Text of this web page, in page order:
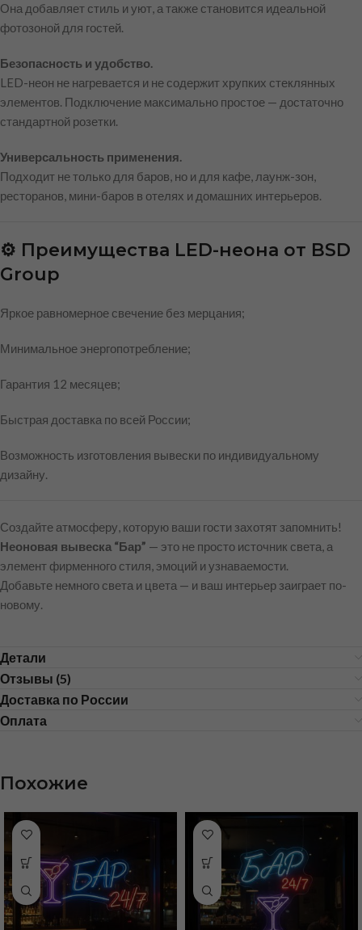
Она добавляет стиль и уют, а также становится идеальной
фотозоной для гостей.
Безопасность и удобство.
LED-неон не нагревается и не содержит хрупких стеклянных
элементов. Подключение максимально простое — достаточно
стандартной розетки.
Универсальность применения.
Подходит не только для баров, но и для кафе, лаунж-зон,
ресторанов, мини-баров в отелях и домашних интерьеров.
⚙️ Преимущества LED-неона от BSD
Group
Яркое равномерное свечение без мерцания;
Минимальное энергопотребление;
Гарантия 12 месяцев;
Быстрая доставка по всей России;
Возможность изготовления вывески по индивидуальному
дизайну.
Создайте атмосферу, которую ваши гости захотят запомнить!
Неоновая вывеска “Бар” — это не просто источник света, а
элемент фирменного стиля, эмоций и узнаваемости.
Добавьте немного света и цвета — и ваш интерьер заиграет по-
новому.
Детали
Отзывы (5)
Доставка по России
Оплата
Похожие